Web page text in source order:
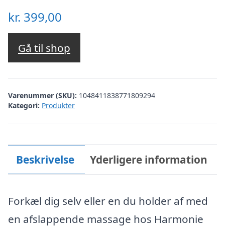
kr. 399,00
Gå til shop
Varenummer (SKU): 1048411838771809294
Kategori: Produkter
Beskrivelse Yderligere information
Forkæl dig selv eller en du holder af med
en afslappende massage hos Harmonie